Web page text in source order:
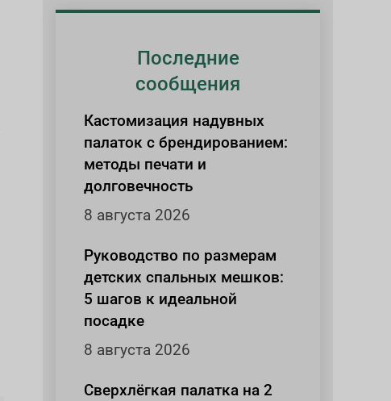
Последние
сообщения
Кастомизация надувных
палаток с брендированием:
методы печати и
долговечность
8 августа 2026
Руководство по размерам
детских спальных мешков:
5 шагов к идеальной
посадке
8 августа 2026
Сверхлёгкая палатка на 2